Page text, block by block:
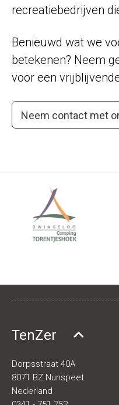
recreatiebedrijven
Benieuwd wat we
betekenen? Neem
voor een
Neem contact met
TenZer
Dorpsstraat 40A
8071 BZ Nunspeet
Nederland